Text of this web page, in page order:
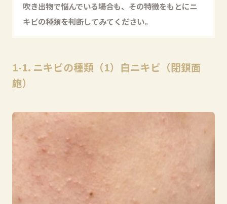
吹き出物で悩んでいる場合も、その特徴をもとにニ
キビの種類を判断してみてください。
1-1. ニキビの種類（1）白ニキビ（閉鎖面
皰）